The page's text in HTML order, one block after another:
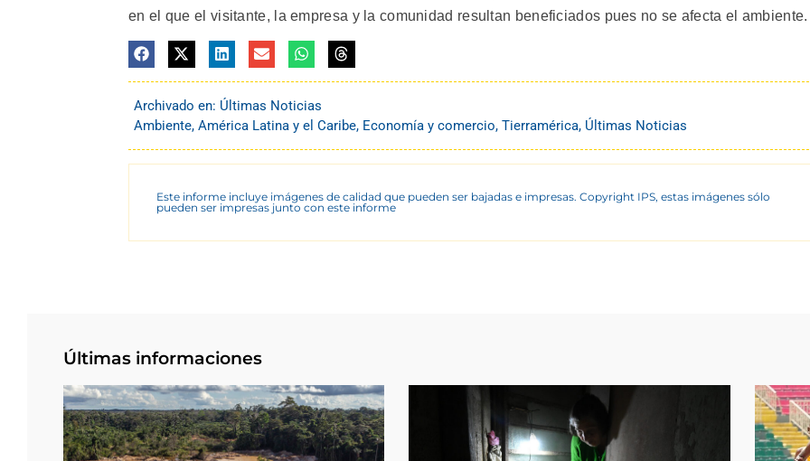
en el que el visitante, la empresa y la comunidad resultan beneficiados pues no se afecta el ambiente.
Archivado en: Últimas Noticias
Ambiente, América Latina y el Caribe, Economía y comercio, Tierramérica, Últimas Noticias
Este informe incluye imágenes de calidad que pueden ser bajadas e impresas. Copyright IPS, estas imágenes sólo
pueden ser impresas junto con este informe
Últimas informaciones